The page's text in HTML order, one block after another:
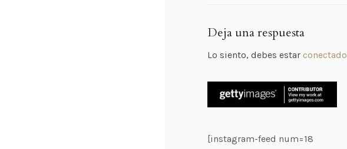
Deja una respuesta
Lo siento, debes estar conectado
[instagram-feed num=18